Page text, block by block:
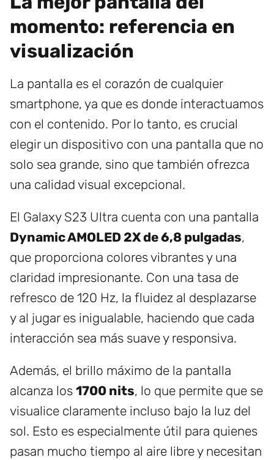
momento: referencia en
visualización
La pantalla es el corazón de cualquier
smartphone, ya que es donde interactuamos
con el contenido. Por lo tanto, es crucial
elegir un dispositivo con una pantalla que no
solo sea grande, sino que también ofrezca
una calidad visual excepcional.
El Galaxy S23 Ultra cuenta con una pantalla
Dynamic AMOLED 2X de 6,8 pulgadas,
que proporciona colores vibrantes y una
claridad impresionante. Con una tasa de
refresco de 120 Hz, la fluidez al desplazarse
y al jugar es inigualable, haciendo que cada
interacción sea más suave y responsiva.
Además, el brillo máximo de la pantalla
alcanza los 1700 nits, lo que permite que se
visualice claramente incluso bajo la luz del
sol. Esto es especialmente útil para quienes
pasan mucho tiempo al aire libre y necesitan